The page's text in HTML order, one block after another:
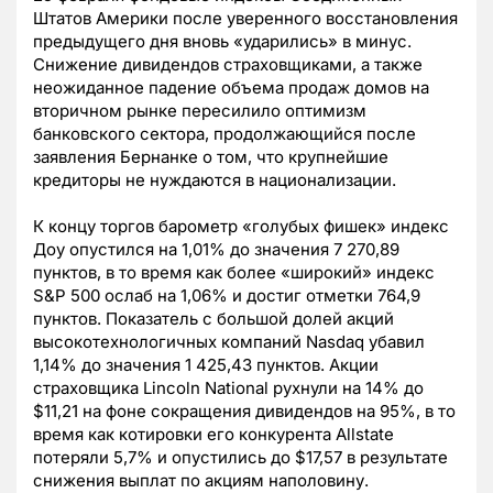
Штатов Америки после уверенного восстановления
предыдущего дня вновь «ударились» в минус.
Снижение дивидендов страховщиками, а также
неожиданное падение объема продаж домов на
вторичном рынке пересилило оптимизм
банковского сектора, продолжающийся после
заявления Бернанке о том, что крупнейшие
кредиторы не нуждаются в национализации.
К концу торгов барометр «голубых фишек» индекс
Доу опустился на 1,01% до значения 7 270,89
пунктов, в то время как более «широкий» индекс
S&P 500 ослаб на 1,06% и достиг отметки 764,9
пунктов. Показатель с большой долей акций
высокотехнологичных компаний Nasdaq убавил
1,14% до значения 1 425,43 пунктов. Акции
страховщика Lincoln National рухнули на 14% до
$11,21 на фоне сокращения дивидендов на 95%, в то
время как котировки его конкурента Allstate
потеряли 5,7% и опустились до $17,57 в результате
снижения выплат по акциям наполовину.